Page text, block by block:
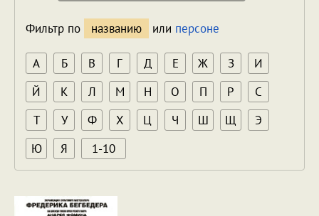
Фильтр по названию или персоне
А Б В Г Д Е Ж З
И
Й
К Л М Н О П Р
С
Т
У Ф Х Ц Ч Ш Щ
Э
Ю
Я 1-10